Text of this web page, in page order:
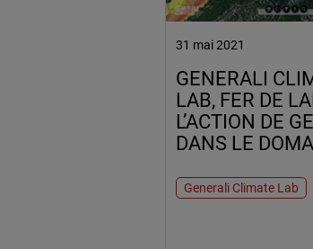
31 mai 2021
GENERALI
LAB, FER DE
L’ACTION DE
DANS LE
Generali Climate Lab